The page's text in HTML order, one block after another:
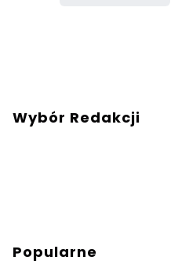
Wybór Redakcji
Popularne